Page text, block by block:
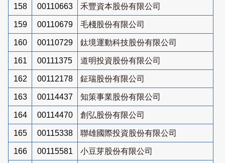
158 00110663 禾豐資本股份有限公司
159 00110679 毛棧股份有限公司
160 00110729 鈦境運動科技股份有限公司
161 00111375 道明投資股份有限公司
162 00112178 鉦瑞股份有限公司
163 00114437 知策事業股份有限公司
164 00114470 創弘股份有限公司
165 00115338 聯雄國際投資股份有限公司
166 00115581 小豆芽股份有限公司